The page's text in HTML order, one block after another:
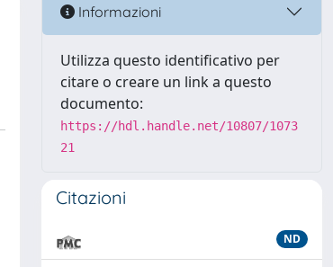
Informazioni
Utilizza questo identificativo per
citare o creare un link a questo
documento:
https://hdl.handle.net/10807/1073
21
Citazioni
ND